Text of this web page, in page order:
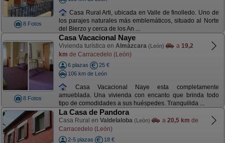
8 Fotos
Casa Rural Arti, ubicada en Valle de finolledo. Uno de
los parajes naturales más emblemáticos, situado al Norte
del Bierzo y cerca de los An ...
8 Fotos
Casa Vacacional Naye
Vivienda turística en Almázcara (León) a 19,2
km de Carracedelo (León)
6 plazas
25 €
106 km de León
Casa Vacacional Naye esta completamente
amueblada. Una vivienda con encanto que brinda todo
tipo de comodidades a sus huéspedes. Tranquilida ...
La Casa de Pandora
Casa Rural en Valdelaloba (León) a 20,5 km de
Carracedelo (León)
2-5 plazas
18 €